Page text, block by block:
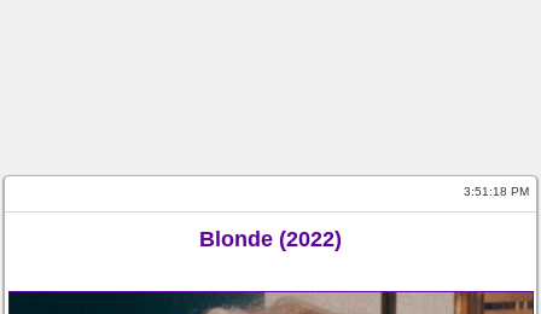
3:51:19 PM
Blonde (2022)